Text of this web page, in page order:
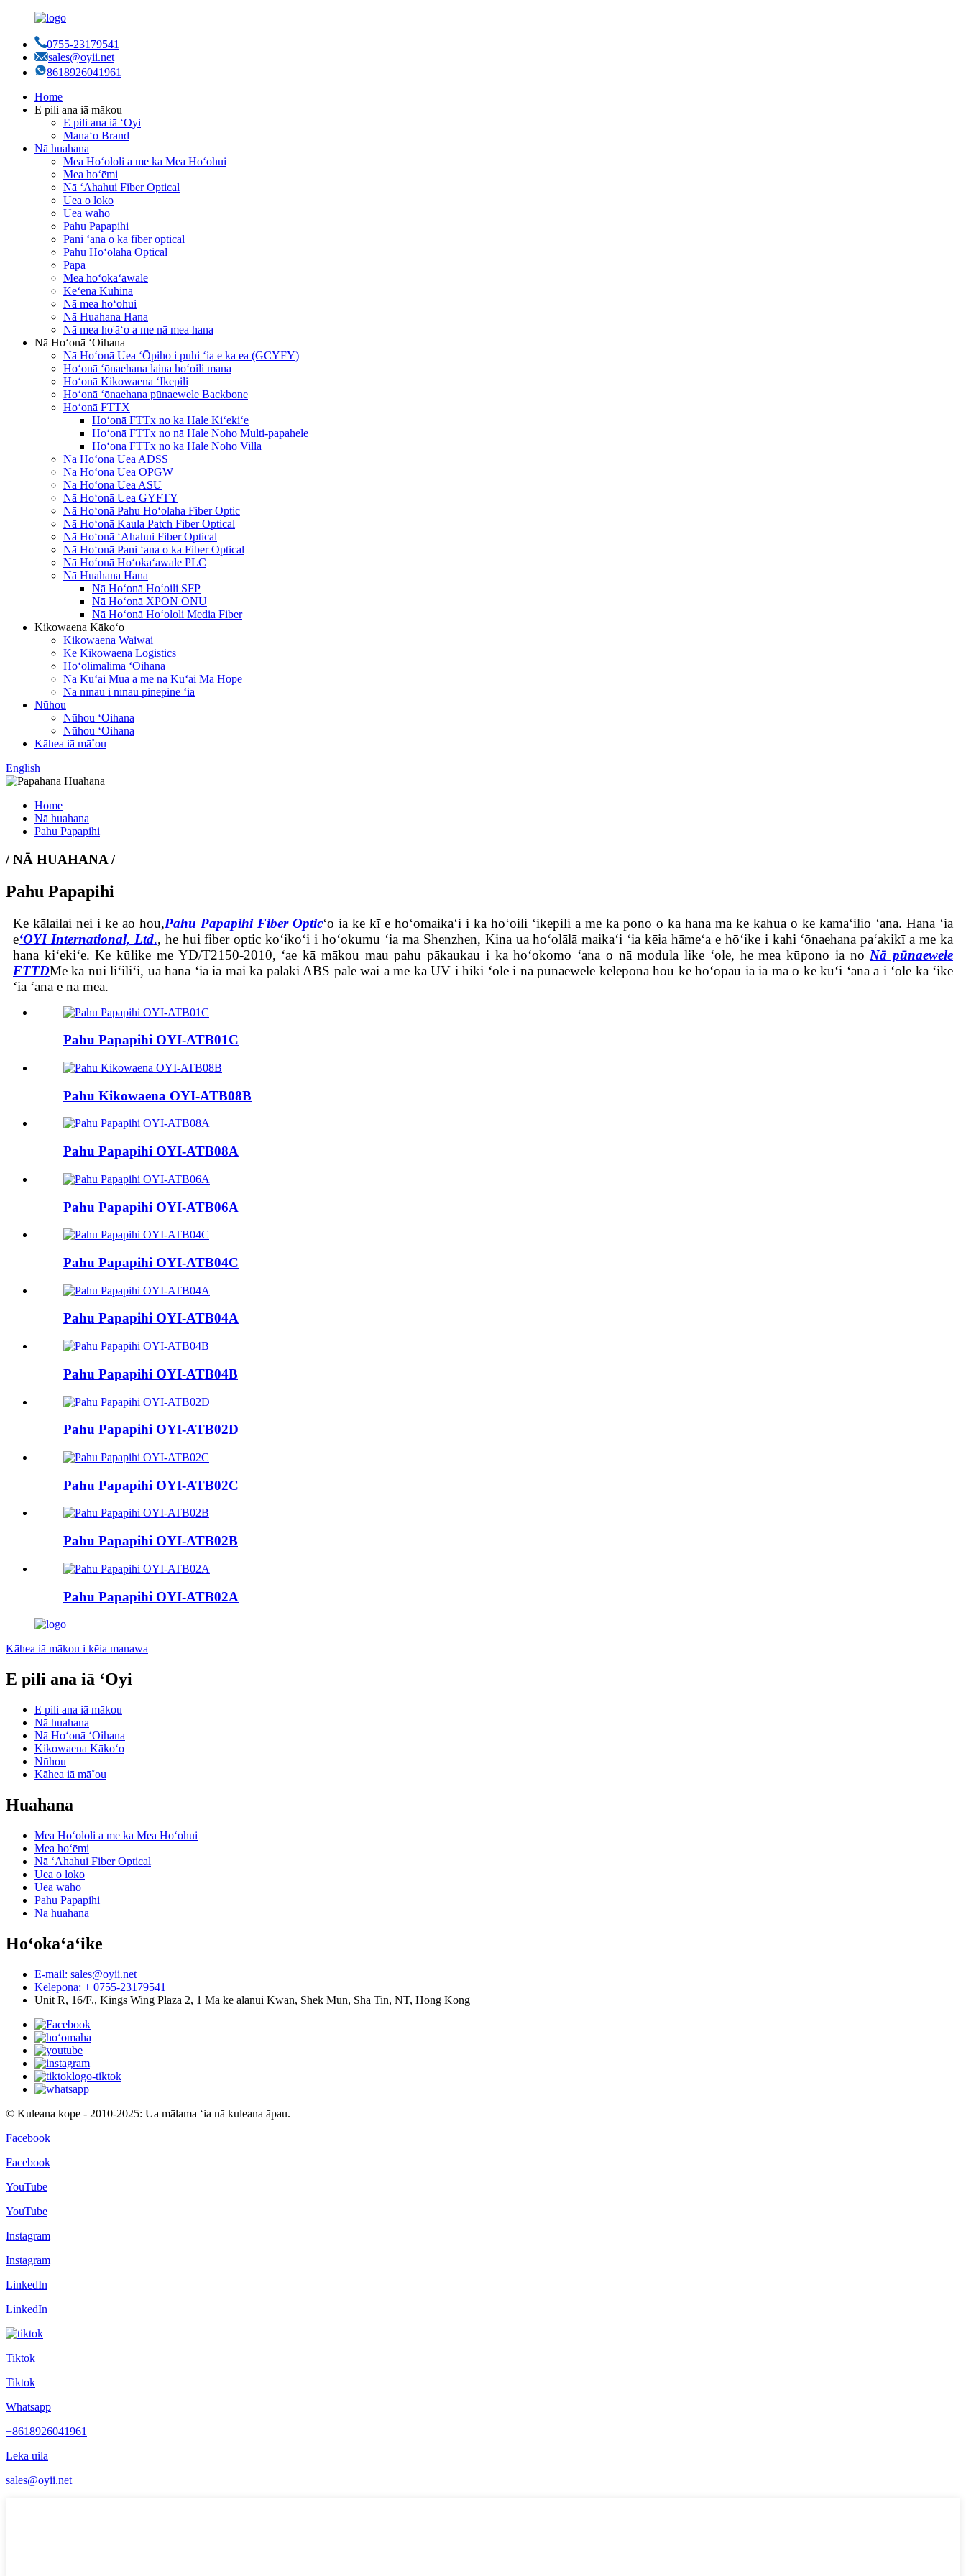
0755-23179541
sales@oyii.net
8618926041961
Home
E pili ana iā mākou
E pili ana iā ʻOyi
Manaʻo Brand
Nā huahana
Mea Hoʻololi a me ka Mea Hoʻohui
Mea hoʻēmi
Nā ʻAhahui Fiber Optical
Uea o loko
Uea waho
Pahu Papapihi
Pani ʻana o ka fiber optical
Pahu Hoʻolaha Optical
Papa
Mea hoʻokaʻawale
Keʻena Kuhina
Nā mea hoʻohui
Nā Huahana Hana
Nā mea ho'āʻo a me nā mea hana
Nā Hoʻonā ʻOihana
Nā Hoʻonā Uea ʻŌpiho i puhi ʻia e ka ea (GCYFY)
Hoʻonā ʻōnaehana laina hoʻoili mana
Hoʻonā Kikowaena ʻIkepili
Hoʻonā ʻōnaehana pūnaewele Backbone
Hoʻonā FTTX
Hoʻonā FTTx no ka Hale Kiʻekiʻe
Hoʻonā FTTx no nā Hale Noho Multi-papahele
Hoʻonā FTTx no ka Hale Noho Villa
Nā Hoʻonā Uea ADSS
Nā Hoʻonā Uea OPGW
Nā Hoʻonā Uea ASU
Nā Hoʻonā Uea GYFTY
Nā Hoʻonā Pahu Hoʻolaha Fiber Optic
Nā Hoʻonā Kaula Patch Fiber Optical
Nā Hoʻonā ʻAhahui Fiber Optical
Nā Hoʻonā Pani ʻana o ka Fiber Optical
Nā Hoʻonā Hoʻokaʻawale PLC
Nā Huahana Hana
Nā Hoʻonā Hoʻoili SFP
Nā Hoʻonā XPON ONU
Nā Hoʻonā Hoʻololi Media Fiber
Kikowaena Kākoʻo
Kikowaena Waiwai
Ke Kikowaena Logistics
Hoʻolimalima ʻOihana
Nā Kūʻai Mua a me nā Kūʻai Ma Hope
Nā nīnau i nīnau pinepine ʻia
Nūhou
Nūhou ʻOihana
Nūhou ʻOihana
Kāhea iā mā˚ou
English
Home
Nā huahana
Pahu Papapihi
/ NĀ HUAHANA /
Pahu Papapihi
Ke kālailai nei i ke ao hou,Pahu Papapihi Fiber Opticʻo ia ke kī e hoʻomaikaʻi i ka hoʻoili ʻikepili a me ka pono o ka hana ma ke kahua o ke kamaʻilio ʻana. Hana ʻia
eʻOYI International, Ltd., he hui fiber optic koʻikoʻi i hoʻokumu ʻia ma Shenzhen, Kina ua hoʻolālā maikaʻi ʻia kēia hāmeʻa e hōʻike i kahi ʻōnaehana paʻakikī a me ka
hana kiʻekiʻe. Ke kūlike me YD/T2150-2010, ʻae kā mākou mau pahu pākaukau i ka hoʻokomo ʻana o nā modula like ʻole, he mea kūpono ia no Nā pūnaewele
FTTDMe ka nui liʻiliʻi, ua hana ʻia ia mai ka palaki ABS pale wai a me ka UV i hiki ʻole i nā pūnaewele kelepona hou ke hoʻopau iā ia ma o ke kuʻi ʻana a i ʻole ka ʻike
ʻia ʻana e nā mea.
Pahu Papapihi OYI-ATB01C
Pahu Kikowaena OYI-ATB08B
Pahu Papapihi OYI-ATB08A
Pahu Papapihi OYI-ATB06A
Pahu Papapihi OYI-ATB04C
Pahu Papapihi OYI-ATB04A
Pahu Papapihi OYI-ATB04B
Pahu Papapihi OYI-ATB02D
Pahu Papapihi OYI-ATB02C
Pahu Papapihi OYI-ATB02B
Pahu Papapihi OYI-ATB02A
Kāhea iā mākou i kēia manawa
E pili ana iā ʻOyi
E pili ana iā mākou
Nā huahana
Nā Hoʻonā ʻOihana
Kikowaena Kākoʻo
Nūhou
Kāhea iā mā˚ou
Huahana
Mea Hoʻololi a me ka Mea Hoʻohui
Mea hoʻēmi
Nā ʻAhahui Fiber Optical
Uea o loko
Uea waho
Pahu Papapihi
Nā huahana
Hoʻokaʻaʻike
E-mail: sales@oyii.net
Kelepona: + 0755-23179541
Unit R, 16/F., Kings Wing Plaza 2, 1 Ma ke alanui Kwan, Shek Mun, Sha Tin, NT, Hong Kong
© Kuleana kope - 2010-2025: Ua mālama ʻia nā kuleana āpau.
Facebook
Facebook
YouTube
YouTube
Instagram
Instagram
LinkedIn
LinkedIn
Tiktok
Tiktok
Whatsapp
+8618926041961
Leka uila
sales@oyii.net